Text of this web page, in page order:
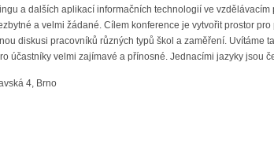
a dalších aplikací informačních technologií ve
a velmi žádané. Cílem konference je vytvořit prostor
diskusi pracovníků různých typů škol a zaměření. Uvítáme
účastníky velmi zajímavé a přínosné. Jednacími jazyky jsou
4, Brno